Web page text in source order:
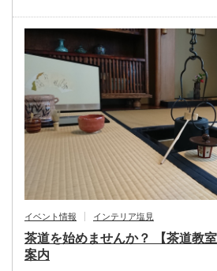
イベント情報 インテリア塩見
茶道を始めませんか？ 【茶道教
案内